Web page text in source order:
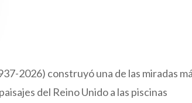
2026) construyó una de las miradas
del Reino Unido a las piscinas